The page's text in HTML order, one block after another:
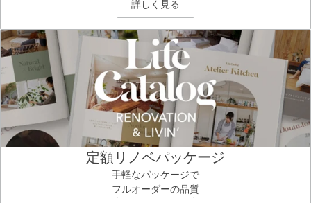
詳しく見る
定額リノベパッケージ
手軽なパッケージで
フルオーダーの品質